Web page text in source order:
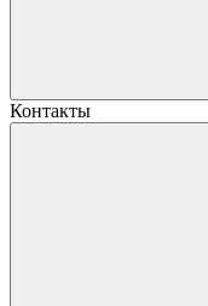
Контакты